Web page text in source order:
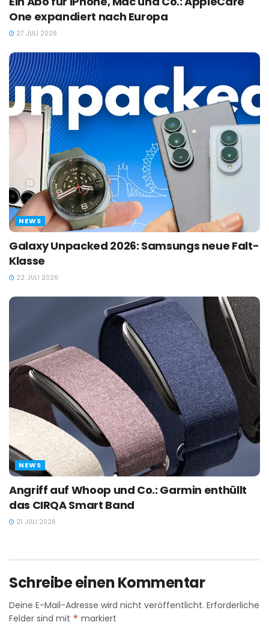
One expandiert nach Europa
27. JULI 2026
NEWS
Galaxy Unpacked 2026: Samsungs neue Falt-
Klasse
22. JULI 2026
NEWS
Angriff auf Whoop und Co.: Garmin enthüllt
das CIRQA Smart Band
21. JULI 2026
Schreibe einen Kommentar
Deine E-Mail-Adresse wird nicht veröffentlicht. Erforderliche
Felder sind mit * markiert